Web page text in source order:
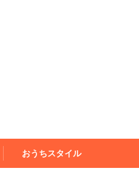
おうちスタイル